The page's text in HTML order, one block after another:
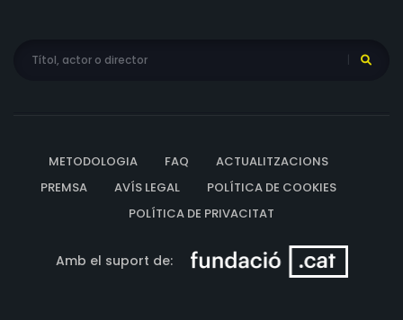
METODOLOGIA FAQ
ACTUALITZACIONS
PREMSA
AVÍS LEGAL
POLÍTICA DE COOKIES
POLÍTICA DE PRIVACITAT
Amb el suport de: